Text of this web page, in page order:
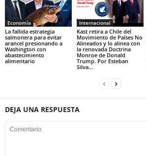
Economía
La fallida estrategia
salmonera para evitar
arancel presionando a
Washington con
abastecimiento
alimentario
Internacional
Kast retira a Chile del
Movimiento de Países No
Alineados y lo alinea con
la renovada Doctrina
Monroe de Donald
Trump. Por Esteban
Silva...
DEJA UNA RESPUESTA